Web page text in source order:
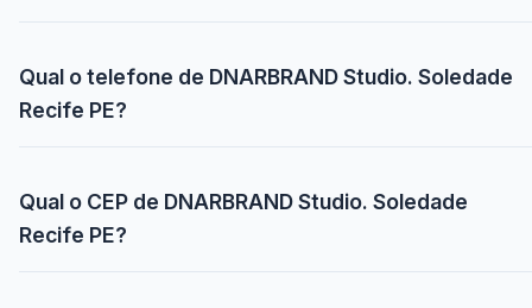
Qual o telefone de DNARBRAND Studio. Soledade
Recife PE?
Qual o CEP de DNARBRAND Studio. Soledade
Recife PE?